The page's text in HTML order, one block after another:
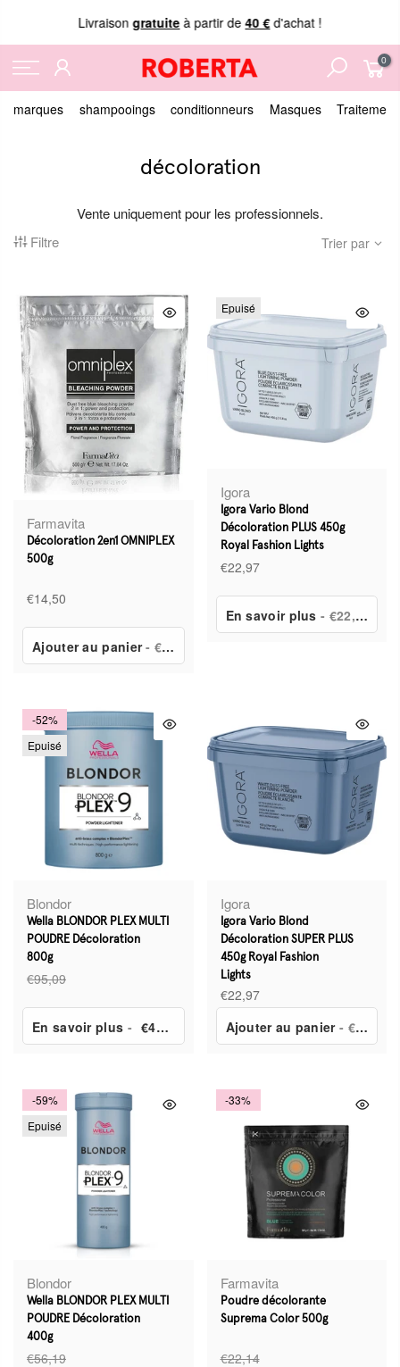
Livraisongratuiteà partir de40 €d'achat !
0
marques shampooings conditionneurs Masques
décoloration
Vente uniquement pour les professionnels.
Filtre
Trier par
Farmavita
Décoloration 2en1 OMNIPLEX
500g
€14,50
Ajouter au panier- €14,50
Epuisé
Igora
Igora Vario Blond
Décoloration PLUS 450g
Royal Fashion Lights
€22,97
En savoir plus - €22,97
-52%
Epuisé
Blondor
Wella BLONDOR PLEX MULTI
POUDRE Décoloration
800g
€95,09
En savoir plus - €46,49
Igora
Igora Vario Blond
Décoloration SUPER PLUS
450g Royal Fashion
Lights
€22,97
Ajouter au panier- €22,97
-59%
Epuisé
Blondor
Wella BLONDOR PLEX MULTI
POUDRE Décoloration
400g
€56,19
-33%
Farmavita
Poudre décolorante
Suprema Color 500g
€22,14